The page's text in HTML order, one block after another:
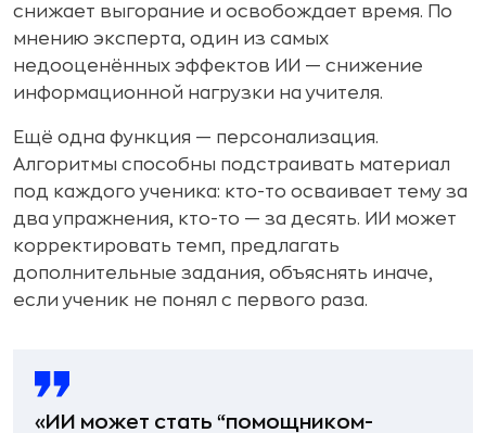
снижает выгорание и освобождает время. По
мнению эксперта, один из самых
недооценённых эффектов ИИ — снижение
информационной нагрузки на учителя.
Ещё одна функция — персонализация.
Алгоритмы способны подстраивать материал
под каждого ученика: кто-то осваивает тему за
два упражнения, кто-то — за десять. ИИ может
корректировать темп, предлагать
дополнительные задания, объяснять иначе,
если ученик не понял с первого раза.
«ИИ может стать “помощником-